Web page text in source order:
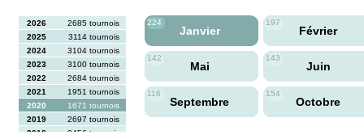
2026
2685 tournois
2025
3114 tournois
2024
3104 tournois
2023
3100 tournois
2022
2684 tournois
2021
1951 tournois
2020
1671 tournois
2019
2697 tournois
2018
2456 tournois
224
Janvier
197
Février
142
Mai
143
Juin
116
Septembre
154
Octobre